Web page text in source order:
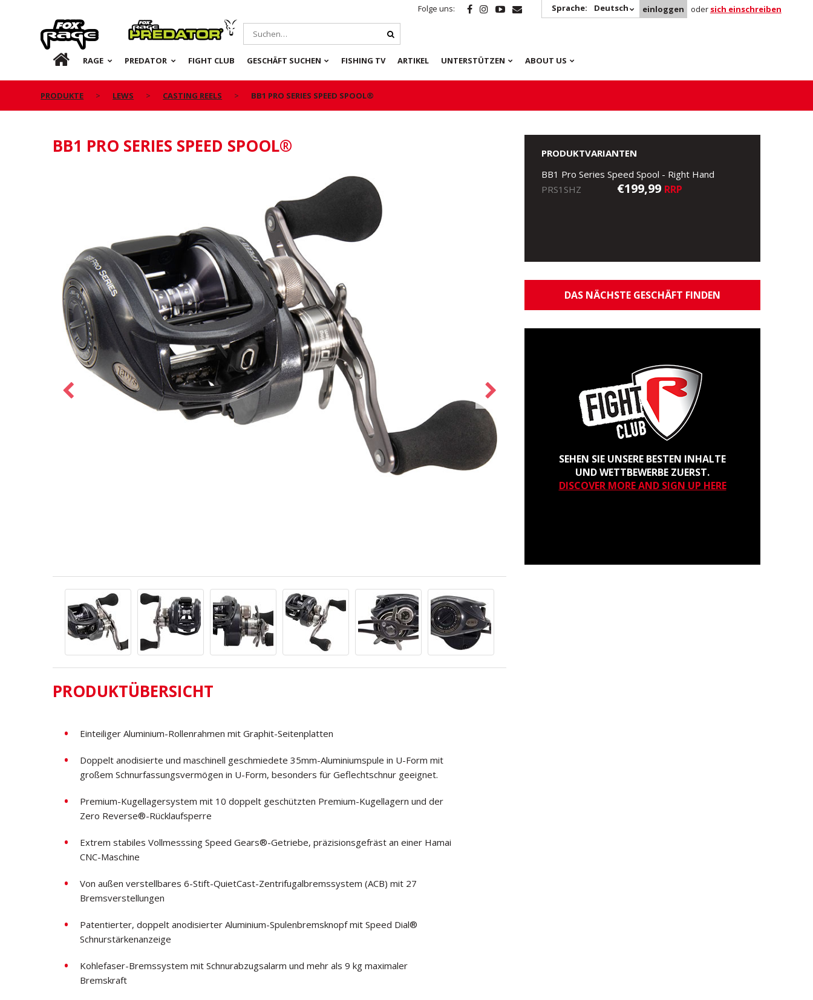
Folge uns: Sprache: Deutsch einloggen oder sich einschreiben
Rage Predator
DE RAGE PREDATOR FIGHT CLUB GESCHÄFT SUCHEN FISHING TV ARTIKEL UNTERSTÜTZEN ABOUT US
PRODUKTE LEWS CASTING REELS BB1 PRO SERIES SPEED SPOOL®
BB1 PRO SERIES SPEED SPOOL®
PRODUKTÜBERSICHT
Einteiliger Aluminium-Rollenrahmen mit Graphit-Seitenplatten
Doppelt anodisierte und maschinell geschmiedete 35mm-Aluminiumspule in U-Form mit
großem Schnurfassungsvermögen in U-Form, besonders für Geflechtschnur geeignet.
Premium-Kugellagersystem mit 10 doppelt geschützten Premium-Kugellagern und der
Zero Reverse®-Rücklaufsperre
Extrem stabiles Vollmesssing Speed Gears®-Getriebe, präzisionsgefräst an einer Hamai
CNC-Maschine
Von außen verstellbares 6-Stift-QuietCast-Zentrifugalbremssystem (ACB) mit 27
Bremsverstellungen
Patentierter, doppelt anodisierter Aluminium-Spulenbremsknopf mit Speed Dial®
Schnurstärkenanzeige
Kohlefaser-Bremssystem mit Schnurabzugsalarm und mehr als 9 kg maximaler
Bremskraft
PRODUKTVARIANTEN
BB1 Pro Series Speed Spool - Right Hand
PRS1SHZ
€199,99 RRP
DAS NÄCHSTE GESCHÄFT FINDEN
SEHEN SIE UNSERE BESTEN INHALTE
UND WETTBEWERBE ZUERST.
DISCOVER MORE AND SIGN UP HERE